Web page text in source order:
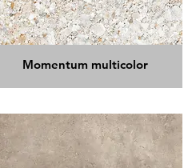
Momentum multicolor